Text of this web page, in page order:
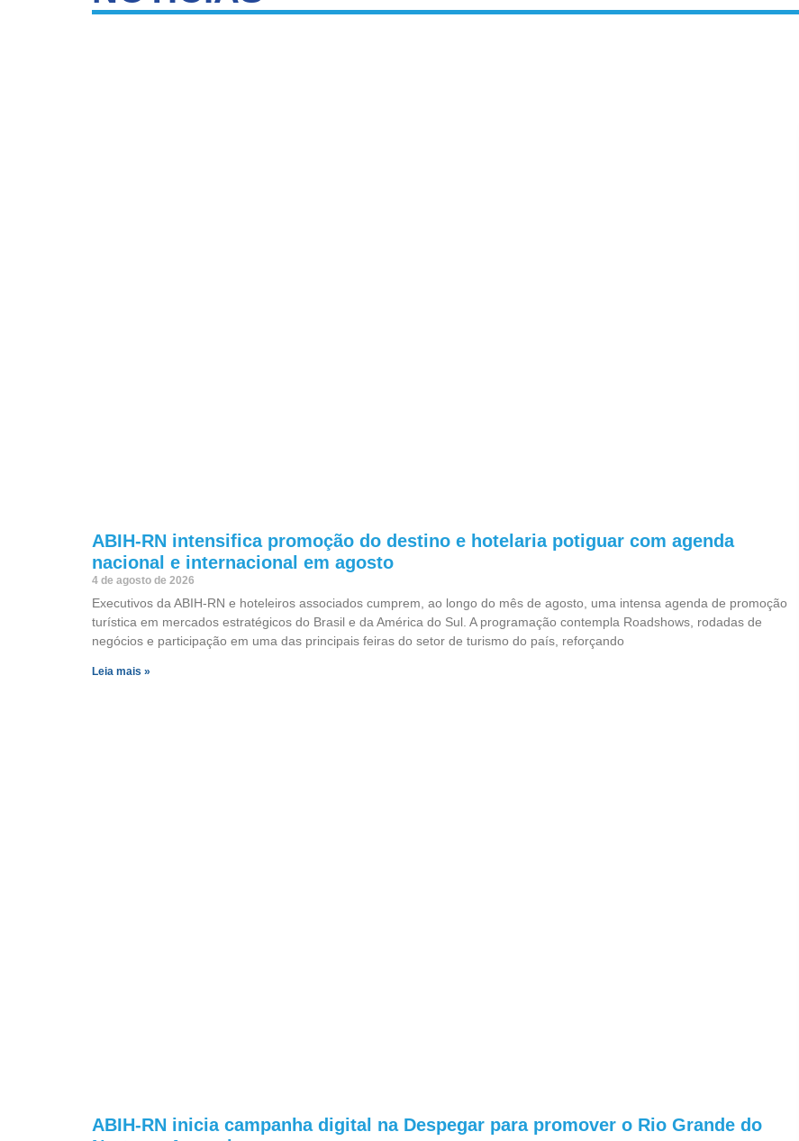
ABIH-RN intensifica promoção do destino e hotelaria potiguar com agenda
nacional e internacional em agosto
4 de agosto de 2026
Executivos da ABIH-RN e hoteleiros associados cumprem, ao longo do mês de agosto, uma intensa agenda de promoção
turística em mercados estratégicos do Brasil e da América do Sul. A programação contempla Roadshows, rodadas de
negócios e participação em uma das principais feiras do setor de turismo do país, reforçando
Leia mais »
ABIH-RN inicia campanha digital na Despegar para promover o Rio Grande do